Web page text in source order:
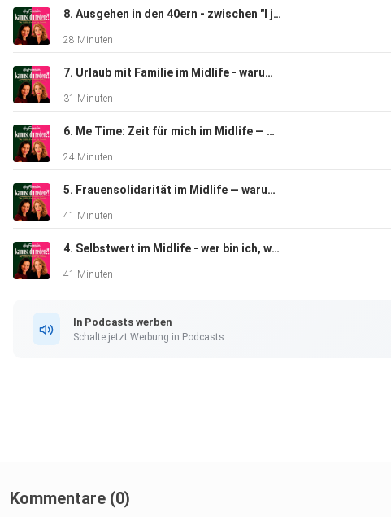
8. Ausgehen in den 40ern - zwischen "I just wanna dance" & Nahtoderfahrung am nächsten Morgen
28 Minuten
7. Urlaub mit Familie im Midlife - warum er sich für Mütter manchmal ganz anders als Urlaub anfühlt.
31 Minuten
6. Me Time: Zeit für mich im Midlife — woher nehmen und nicht stehlen?
24 Minuten
5. Frauensolidarität im Midlife — warum wir nicht Konkurrentinnen sind.
41 Minuten
4. Selbstwert im Midlife - wer bin ich, wenn niemand applaudiert?
41 Minuten
In Podcasts werben
Schalte jetzt Werbung in Podcasts.
Kommentare (0)